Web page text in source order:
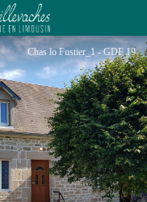
Chas lo Fustier_1 - GDF 19